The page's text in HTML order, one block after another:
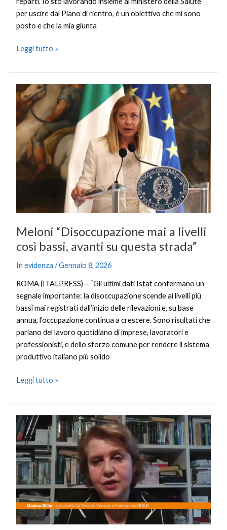
per uscire dal Piano di rientro, è un obiettivo che mi sono
posto e che la mia giunta
Leggi tutto »
Meloni “Disoccupazione mai a livelli
così bassi, avanti su questa strada”
In evidenza /Gennaio 8, 2026
ROMA (ITALPRESS) – “Gli ultimi dati Istat confermano un
segnale importante: la disoccupazione scende ai livelli più
bassi mai registrati dall’inizio delle rilevazioni e, su base
annua, l’occupazione continua a crescere. Sono risultati che
parlano del lavoro quotidiano di imprese, lavoratori e
professionisti, e dello sforzo comune per rendere il sistema
produttivo italiano più solido
Meloni
“Disoccupazione
mai
a
livelli
così
bassi,
avanti
strada”
Leggi tutto »
Finanza
sostenibile,
il
Portale
Imprese
Grins
per
supportare
le